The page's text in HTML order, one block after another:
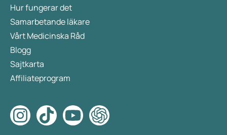
Hur fungerar det
Samarbetande läkare
Vårt Medicinska Råd
Blogg
Sajtkarta
Affiliateprogram